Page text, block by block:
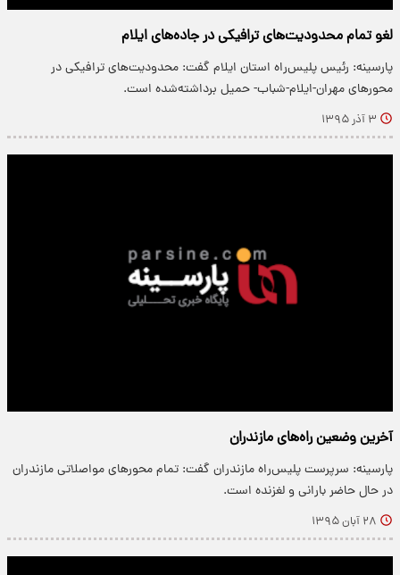
لغو تمام محدودیت‌های ترافیکی در جاده‌های ایلام
پارسینه: رئیس پلیس‌راه استان ایلام گفت: محدودیت‌های ترافیکی در
محورهای مهران-ایلام-شباب- حمیل برداشته‌شده است.
۳ آذر ۱۳۹۵
آخرین وضعین راه‌های مازندران
پارسینه: سرپرست پلیس‌راه مازندران گفت: تمام محورهای مواصلاتی مازندران
در حال حاضر بارانی و لغزنده است.
۲۸ آبان ۱۳۹۵